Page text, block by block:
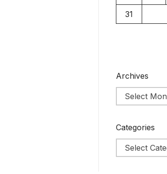
31
Archives
Categories